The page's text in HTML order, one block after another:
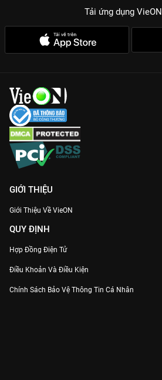
Tải ứng dụng VieON
GIỚI THIỆU
Giới Thiệu Về VieON
QUY ĐỊNH
Hợp Đồng Điện Tử
Điều Khoản Và Điều Kiện
Chính Sách Bảo Vệ Thông Tin Cá Nhân